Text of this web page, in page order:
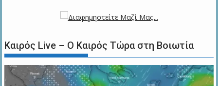
Καιρός Live – Ο Καιρός Τώρα στη Βοιωτία